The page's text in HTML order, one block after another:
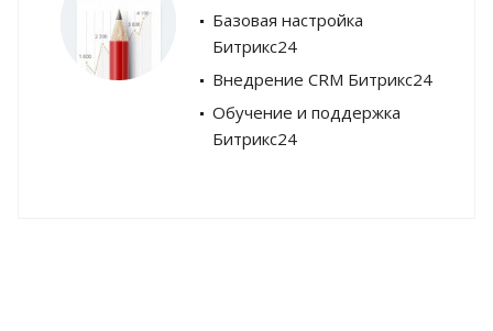
Базовая настройка
Битрикс24
Внедрение CRM Битрикс24
Обучение и поддержка
Битрикс24